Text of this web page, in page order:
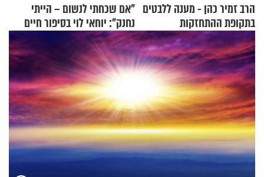
הרב זמיר כהן - מענה ללבטים
בתקופת ההתחזקות
"אם שכחתי לנשום – הייתי
נחנק": יוחאי לוי בסיפור חיים
מעורר השראה